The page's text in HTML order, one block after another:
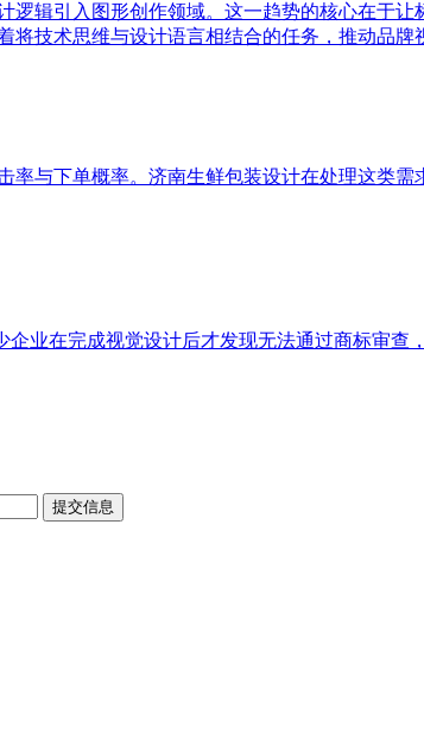
辑引入图形创作领域。这一趋势的核心在于
技术思维与设计语言相结合的任务，推动品牌
与下单概率。济南生鲜包装设计在处理这类
业在完成视觉设计后才发现无法通过商标审查